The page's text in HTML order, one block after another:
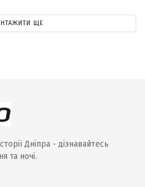
ЩЕ
Дніпра - дізнавайтесь
та ночі.